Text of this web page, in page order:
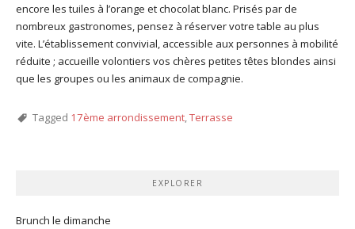
encore les tuiles à l’orange et chocolat blanc. Prisés par de
nombreux gastronomes, pensez à réserver votre table au plus
vite. L’établissement convivial, accessible aux personnes à mobilité
réduite ; accueille volontiers vos chères petites têtes blondes ainsi
que les groupes ou les animaux de compagnie.
Tagged 17ème arrondissement,Terrasse
EXPLORER
Brunch le dimanche